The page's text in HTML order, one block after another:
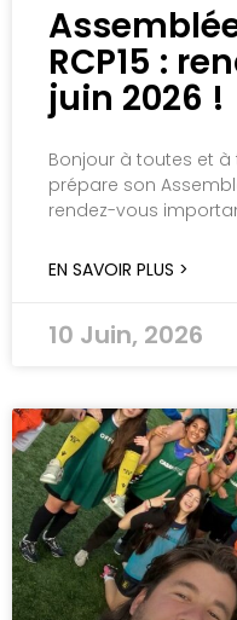
RCP15 :
juin 2026 !
Bonjour à toutes et à
prépare son
rendez-vous
EN SAVOIR PLUS >
10 Juin, 2026